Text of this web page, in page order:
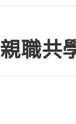
職共